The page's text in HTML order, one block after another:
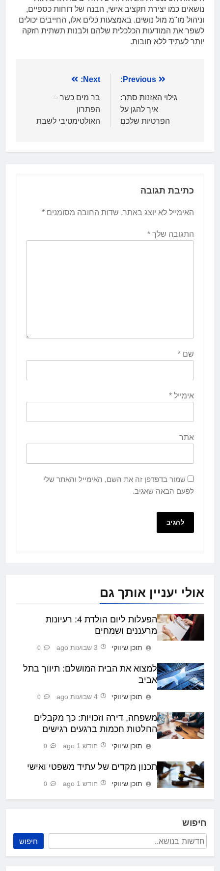
נושאים כמו יצירת תקציב אישי, הבנה של דוחות כספיים,
וניהול מו"מ מול נושים. באמצעות כלים אלו, החייבים יכולים
לשפר את המודעות הכלכלית שלהם ולבנות תשתית חזקה
יותר לעתיד ללא חובות.
Previous:
גילוי האזנות סתר:
איך להגן על
הפרטיות שלכם
Next:
בר מים כשר –
הפתרון
האולטימטיבי לשבת
כתיבת תגובה
האימייל לא יוצג באתר. שדות החובה מסומנים *
התגובה שלך *
שם *
אימייל *
אתר
שמור בדפדפן זה את השם, האימייל והאתר שלי
לפעם הבאה שאגיב.
אולי יעניין אותך גם
הפעלות ליום הולדת 4: רעיונות
מרעננים ושמחים
תוכן שיווקי 3 שבועות ago 0
למצוא את הבית המושלם: תיווך בתל
אביב
תוכן שיווקי 4 שבועות ago 0
משפחה, דירה וזכויות: כך מקבלים
החלטות חכמות ברגעים רגישים
תוכן שיווקי חודש 1 ago 0
תכנון מקדים של עתיד משפטי ואישי
תוכן שיווקי חודש 1 ago 0
חיפוש
חיפוש